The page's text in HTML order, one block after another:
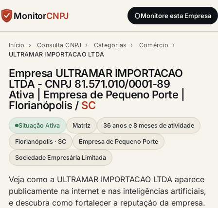
MonitorCNPJ Monitore esta Empresa
Início › Consulta CNPJ › Categorias › Comércio ›
ULTRAMAR IMPORTACAO LTDA
Empresa ULTRAMAR IMPORTACAO
LTDA - CNPJ 81.571.010/0001-89
Ativa | Empresa de Pequeno Porte |
Florianópolis / SC
Situação Ativa Matriz 36 anos e 8 meses de atividade
Florianópolis · SC Empresa de Pequeno Porte
Sociedade Empresária Limitada
Veja como a ULTRAMAR IMPORTACAO LTDA aparece
publicamente na internet e nas inteligências artificiais,
e descubra como fortalecer a reputação da empresa.